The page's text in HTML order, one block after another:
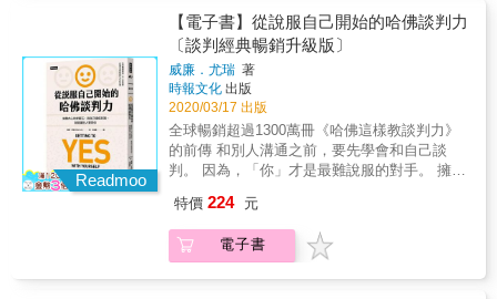
你總是（常常、每次）都&hellip;&hellip; X 你
一定又&hellip;&hellip; X 我認為&hellip;&hellip;
X 我覺得&hellip;&hellip;
談判名師李思恩，手把手傳授你基礎談判心法
和各種實用工具，針對不同對象剖析四大溝通
風格，各個擊破。加上實戰案例，帶你了解職
場談判原則，創造無限利益，打造雙贏的永續
關係！ & 千家企業指定名師，陪你走出談判的
一片天 & ‧「三要三不」原則： 一要提問找原
因；二要同理找難點；三要引導入對策。 一不
一開口就建議；二不貶低原本喜好；三不語出
威脅恐嚇。 & ‧練習以「體恤型」「探索型」的
／體會／想像你現在的&hellip;&hellip;心情（感
受） ○ 換做是我，我也會跟你有同樣的
&hellip;&hellip;心情（感受） ○ 為什麼
上？ 一場談判，往往「非理性因素」與「心理
偏誤」才是重點。 該怎麼扭轉乾坤，在不理性
的世界裡進行理性談判？ 兩位哈佛商學院專精
談判的知名教授，教你善用「思維習慣」和
「談判策略」，在任何談判中，取得雙贏的成
行談判？ 人們都知道，談判過程中最重要的就
是獲得雙贏的成果，但事實上這卻並非易事。
想要在陌生、缺乏資訊的談判中創造或獲得價
值，你必須先學會做好充分準備，技巧性的探
查式談判」的情報蒐集技巧，能幫助你發現對
方的利益、優先順序、需要以及可能存在的束
縛──即使對方無意或不願意分享相關訊息。 原
Readmoo
【電子書】從說服自己開始的哈佛談判力
〔談判經典暢銷升級版〕
威廉．尤瑞 著
時報文化 出版
2020/03/17 出版
全球暢銷超過1300萬冊《哈佛這樣教談判力》
的前傳 和別人溝通之前，要先學會和自己談
判。 因為，「你」才是最難說服的對手。 擁有
自我認同，並與人達成共識的6個步驟， 有效
化解衝突與紛爭，充分圓滿自己與他人。 當面
對談判、對立、衝突或爭執時，最大的障礙並
特價 224 元
電子書